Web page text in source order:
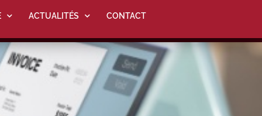
ACTUALITÉS CONTACT